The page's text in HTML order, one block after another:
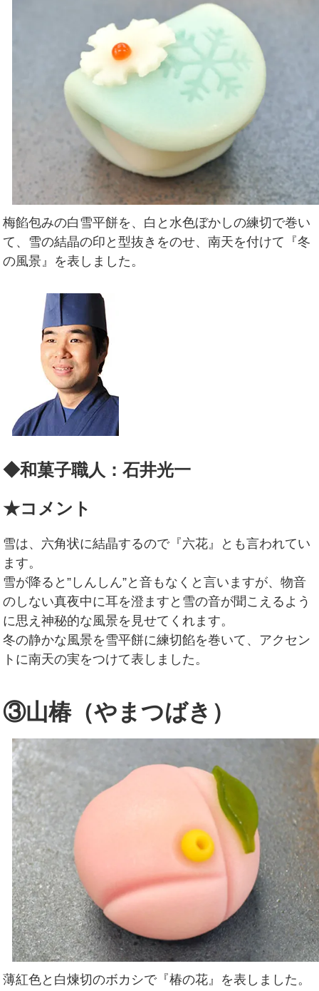
梅餡包みの白雪平餅を、白と水色ぼかしの練切で巻い
て、雪の結晶の印と型抜きをのせ、南天を付けて『冬
の風景』を表しました。
◆和菓子職人：石井光一
★コメント
雪は、六角状に結晶するので『六花』とも言われてい
ます。
雪が降ると”しんしん”と音もなくと言いますが、物音
のしない真夜中に耳を澄ますと雪の音が聞こえるよう
に思え神秘的な風景を見せてくれます。
冬の静かな風景を雪平餅に練切餡を巻いて、アクセン
トに南天の実をつけて表しました。
③山椿（やまつばき）
薄紅色と白煉切のボカシで『椿の花』を表しました。